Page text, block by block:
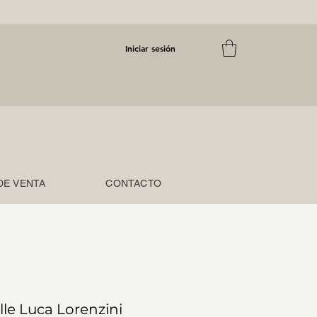
Iniciar sesión
VENTA CONTACTO
Luca Lorenzini